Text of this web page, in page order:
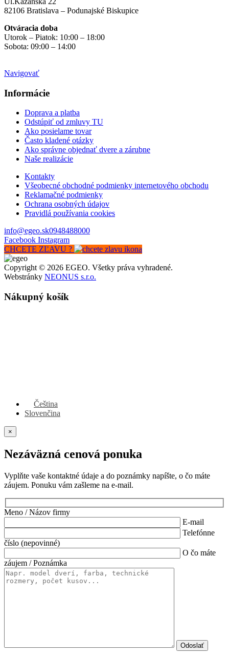
82106 Bratislava – Podunajské Biskupice
Otváracia doba
Utorok – Piatok: 10:00 – 18:00
Sobota: 09:00 – 14:00
Navigovať
Informácie
Doprava a platba
Odstúpiť od zmluvy TU
Ako posielame tovar
Často kladené otázky
Ako správne objednať dvere a zárubne
Naše realizácie
Kontakty
Všeobecné obchodné podmienky internetového obchodu
Reklamačné podmienky
Ochrana osobných údajov
Pravidlá používania cookies
info@egeo.sk0948488000
Facebook Instagram
CHCETE ZĽAVU ?
Copyright © 2026 EGEO. Všetky práva vyhradené.
Webstránky NEONUS s.r.o.
Nákupný košík
Čeština
Slovenčina
×
Nezáväzná cenová ponuka
Vyplňte vaše kontaktné údaje a do poznámky napíšte, o čo máte
záujem. Ponuku vám zašleme na e-mail.
Meno / Názov firmy
E-mail
Telefónne
číslo (nepovinné)
O čo máte
záujem / Poznámka